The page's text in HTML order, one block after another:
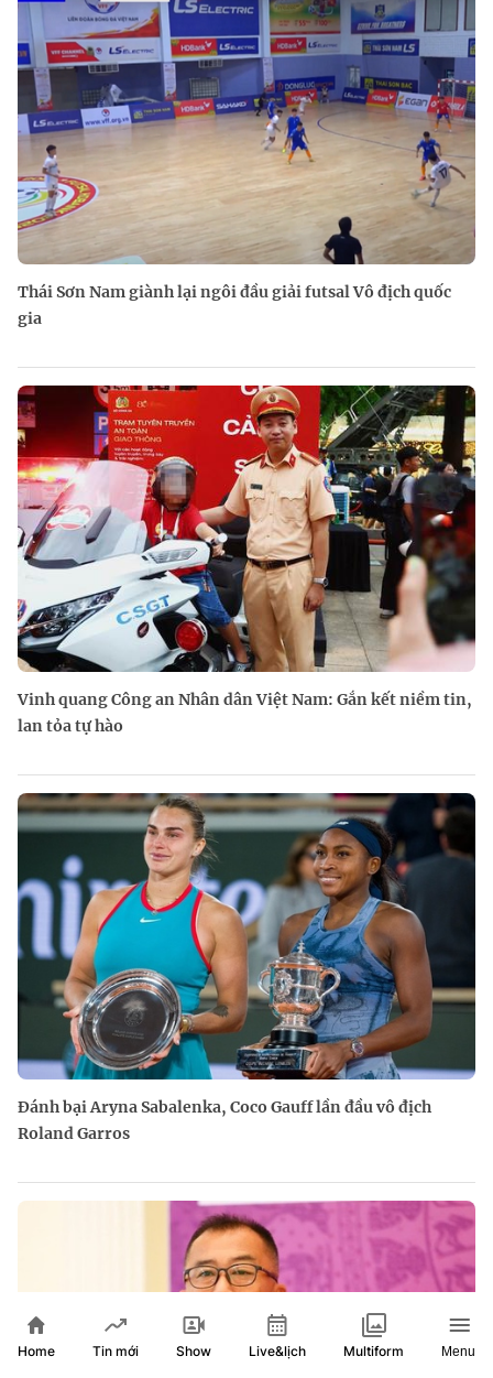
Thái Sơn Nam giành lại ngôi đầu giải futsal Vô địch quốc
gia
Vinh quang Công an Nhân dân Việt Nam: Gắn kết niềm tin,
lan tỏa tự hào
Đánh bại Aryna Sabalenka, Coco Gauff lần đầu vô địch
Roland Garros
Home Tin mới Show Live&lịch Multiform Menu